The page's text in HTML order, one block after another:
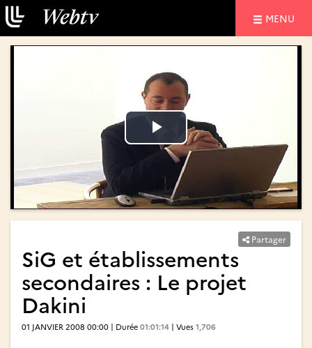
MENU
Lire
la
vidéo
Lire
la
vidéo
Partager
SiG et établissements
secondaires : Le projet
Dakini
01 JANVIER 2008 00:00 | Durée 01:01:14 | Vues 1,706